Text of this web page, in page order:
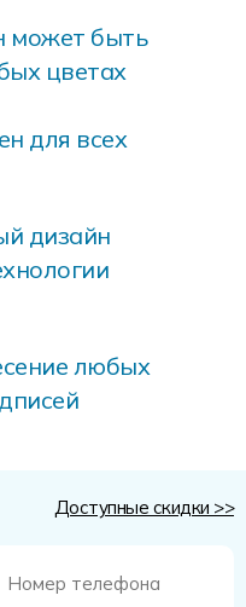
может быть
цветах
для всех
дизайн
любых
Доступные скидки >>